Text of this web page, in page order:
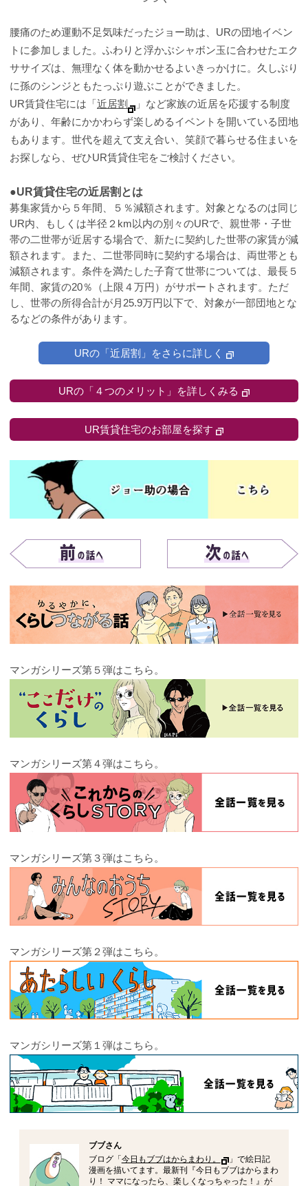
腰痛のため運動不足気味だったジョー助は、URの団地イベン
トに参加しました。ふわりと浮かぶシャボン玉に合わせたエク
ササイズは、無理なく体を動かせるよいきっかけに。久しぶり
に孫のシンジともたっぷり遊ぶことができました。
UR賃貸住宅には「近居割
」など家族の近居を応援する制度
があり、年齢にかかわらず楽しめるイベントを開いている団地
もあります。世代を超えて支え合い、笑顔で暮らせる住まいを
お探しなら、ぜひUR賃貸住宅をご検討ください。
●UR賃貸住宅の近居割とは
募集家賃から５年間、５％減額されます。対象となるのは同じ
UR内、もしくは半径２km以内の別々のURで、親世帯・子世
帯の二世帯が近居する場合で、新たに契約した世帯の家賃が減
額されます。また、二世帯同時に契約する場合は、両世帯とも
減額されます。条件を満たした子育て世帯については、最長５
年間、家賃の20％（上限４万円）がサポートされます。ただ
し、世帯の所得合計が月25.9万円以下で、対象が一部団地とな
るなどの条件があります。
URの「近居割」をさらに詳しく
URの「４つのメリット」を詳しくみる
UR賃貸住宅のお部屋を探す
マンガシリーズ第５弾はこちら。
マンガシリーズ第４弾はこちら。
マンガシリーズ第３弾はこちら。
マンガシリーズ第２弾はこちら。
マンガシリーズ第１弾はこちら。
ブブさん
ブログ「今日もブブはからまわり。
」で絵日記
漫画を描いてます。最新刊『今日もブブはからまわ
り！ ママになったら、楽しくなっちゃった！』が